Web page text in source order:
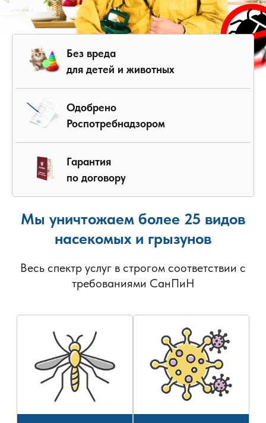
Без вреда
для детей и животных
Одобрено
Роспотребнадзором
Гарантия
по договору
Мы уничтожаем более 25 видов
насекомых и грызунов
Весь спектр услуг в строгом соответствии с
требованиями СанПиН